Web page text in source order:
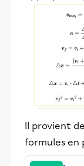
Il provient
formules en